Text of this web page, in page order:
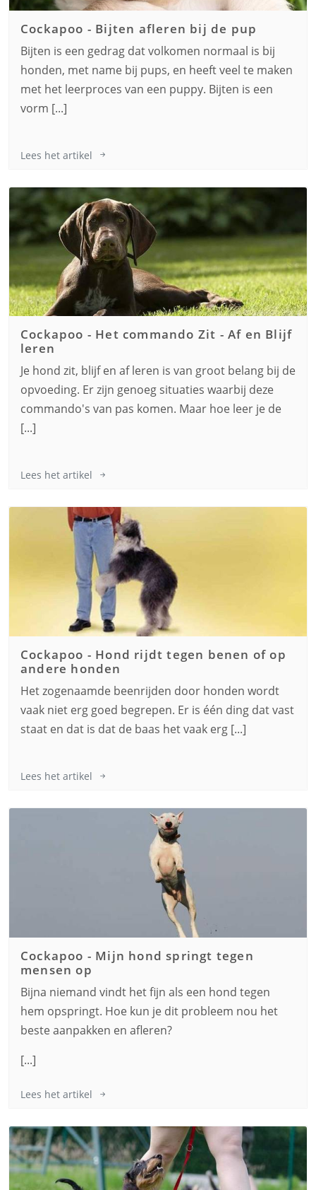
Cockapoo - Bijten afleren bij de pup
Bijten is een gedrag dat volkomen normaal is bij
honden, met name bij pups, en heeft veel te maken
met het leerproces van een puppy. Bijten is een
vorm [...]
Lees het artikel
Cockapoo - Het commando Zit - Af en Blijf
leren
Je hond zit, blijf en af leren is van groot belang bij de
opvoeding. Er zijn genoeg situaties waarbij deze
commando's van pas komen. Maar hoe leer je de
[...]
Lees het artikel
Cockapoo - Hond rijdt tegen benen of op
andere honden
Het zogenaamde beenrijden door honden wordt
vaak niet erg goed begrepen. Er is één ding dat vast
staat en dat is dat de baas het vaak erg [...]
Lees het artikel
Cockapoo - Mijn hond springt tegen
mensen op
Bijna niemand vindt het fijn als een hond tegen
hem opspringt. Hoe kun je dit probleem nou het
beste aanpakken en afleren?
[...]
Lees het artikel